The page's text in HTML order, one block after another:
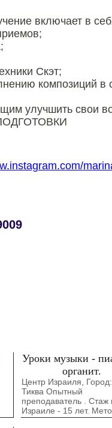
включает в
Скэт;
композиций в
улучшить свои
Уроки музыки -
органит.
Центр Израиля,
Тиква Опытный
преподаватель . Стаж
Израиле - 15 лет.
быстрого обучения.